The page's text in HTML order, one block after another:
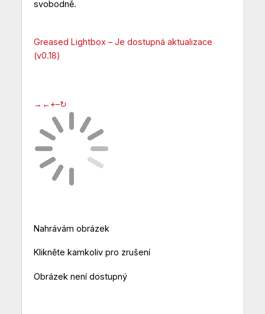
svobodně.
Greased Lightbox – Je dostupná aktualizace
(v0.18)
→ ←+–↻
Nahrávám obrázek
Klikněte kamkoliv pro zrušení
Obrázek není dostupný